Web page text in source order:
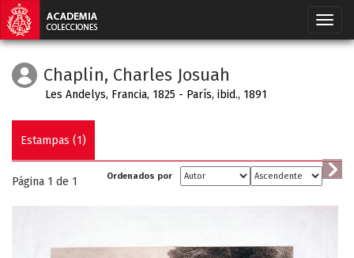
Chaplin, Charles Josuah
Les Andelys, Francia, 1825 - París, ibid., 1891
Estampas (1)
Página 1 de 1 Ordenados por